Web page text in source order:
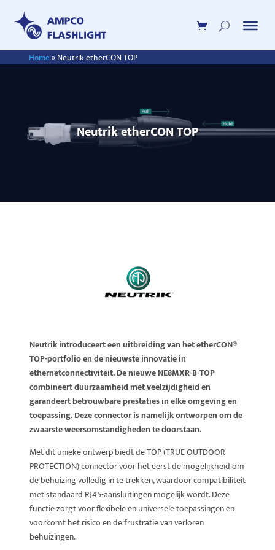
Home» Neutrik etherCON TOP
Neutrik etherCON TOP
Neutrik introduceert een uitbreiding van het etherCON®
TOP-portfolio en de nieuwste innovatie in
ethernetconnectiviteit. De nieuwe NE8MXR-B-TOP
combineert duurzaamheid met veelzijdigheid en
garandeert betrouwbare prestaties in elke omgeving en
toepassing. Deze connector is namelijkontworpen om de
zwaarste weersomstandigheden te doorstaan.
Met dit unieke ontwerp biedt de TOP (TRUE OUTDOOR
PROTECTION) connector voor het eerst de mogelijkheid om
de behuizing volledig in te trekken, waardoor compatibiliteit
met standaard RJ45-aansluitingen mogelijk wordt. Deze
functie zorgt voor flexibele en universele toepassingen en
voorkomt het risico en de frustratie van verloren
behuizingen.